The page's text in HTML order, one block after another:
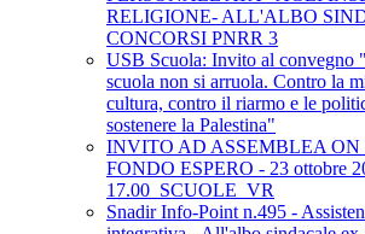
RELIGIONE- ALL'ALBO
CONCORSI PNRR 3
USB Scuola: Invito al convegno
scuola non si arruola. Contro la
cultura, contro il riarmo e le
sostenere la Palestina"
INVITO AD ASSEMBLEA
FONDO ESPERO - 23 ottobre
17.00_SCUOLE_VR
Snadir Info-Point n.495 -